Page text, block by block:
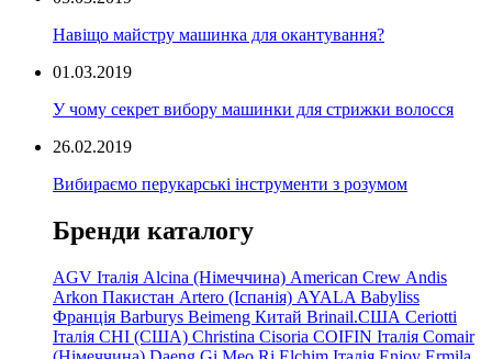
Навіщо майстру машинка для окантування?
01.03.2019
У чому секрет вибору машинки для стрижки волосся
26.02.2019
Вибираємо перукарські інструменти з розумом
Бренди каталогу
AGV Італія Alcina (Німеччина) American Crew Andis
Arkon Пакистан Artero (Іспанія) AYALA Babyliss
Франція Barburys Beimeng Китай Brinail.США Ceriotti
Італія CHI (США) Christina Cisoria COIFIN Італія Comair